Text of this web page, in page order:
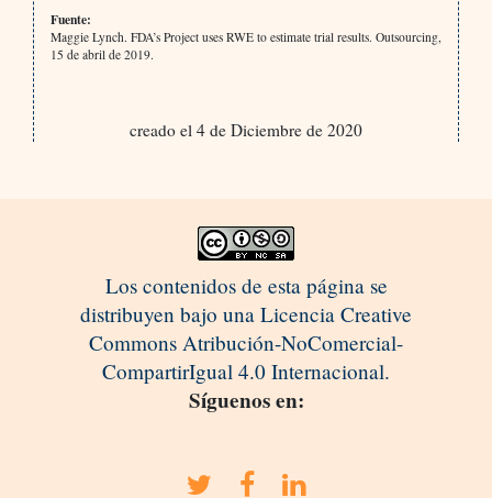
Fuente:
Maggie Lynch. FDA’s Project uses RWE to estimate trial results. Outsourcing,
15 de abril de 2019.
creado el 4 de Diciembre de 2020
Los contenidos de esta página se
distribuyen bajo una Licencia Creative
Commons Atribución-NoComercial-
CompartirIgual 4.0 Internacional.
Síguenos en: